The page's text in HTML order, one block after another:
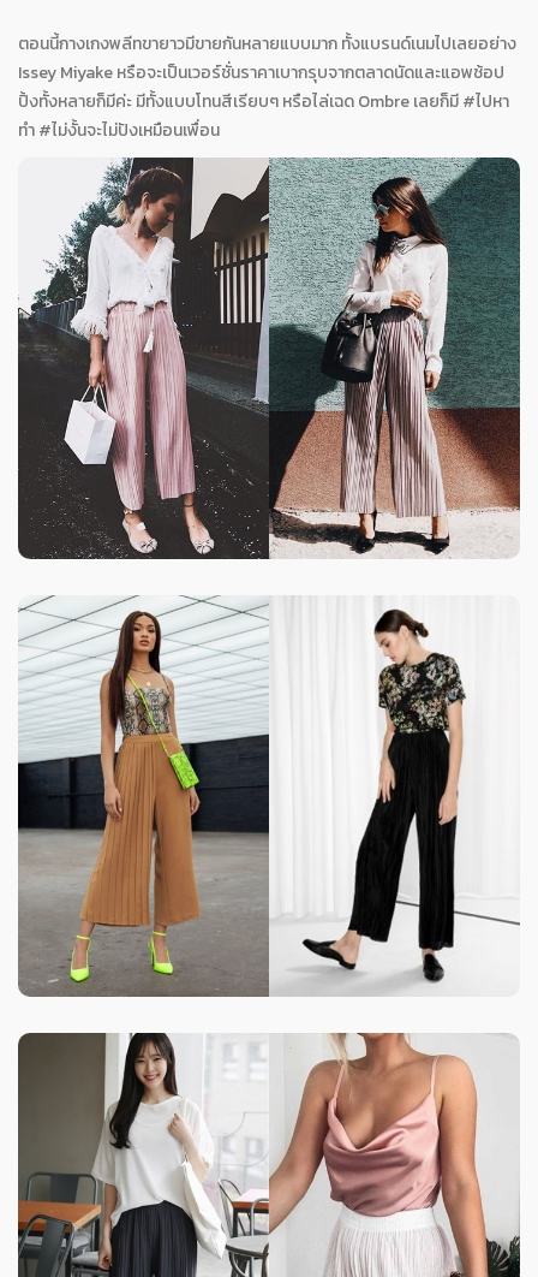
ตอนนี้กางเกงพลีทขายาวมีขายกันหลายแบบมาก ทั้งแบรนด์เนมไปเลยอย่าง
Issey Miyake หรือจะเป็นเวอร์ชั่นราคาเบากรุบจากตลาดนัดและแอพช้อป
ปิ้งทั้งหลายก็มีค่ะ มีทั้งแบบโทนสีเรียบๆ หรือไล่เฉด Ombre เลยก็มี #ไปหา
ทำ #ไม่งั้นจะไม่ปังเหมือนเพื่อน